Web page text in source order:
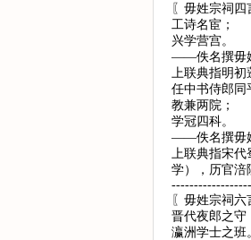
〖毋姓宗祠四
工诗名宦；
兴学营宫。
——佚名撰毋
上联典指明初
任中书侍郎同
教兼两院；
学冠四科。
——佚名撰毋
上联典指宋代
学），历官涪
〖毋姓宗祠六
晋代夜郎之守
瀛洲学士之班